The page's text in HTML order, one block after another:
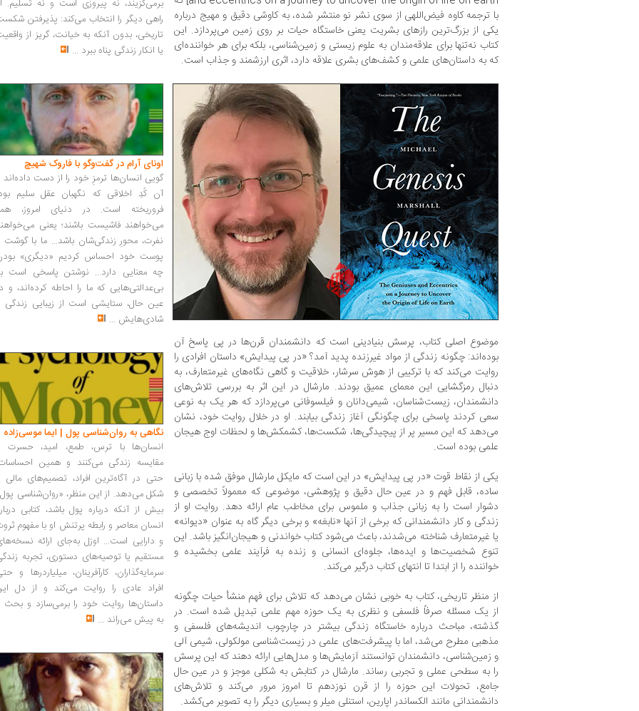
با ترجمه کاوه فیض‌اللهی از سوی نشر نو منتشر شده، به کاوشی دقیق و مهیج درباره
یکی از بزرگ‌ترین رازهای بشریت یعنی خاستگاه حیات بر روی زمین می‌پردازد. این
کتاب نه‌تنها برای علاقه‌مندان به علوم زیستی و زمین‌شناسی، بلکه برای هر خواننده‌ای
که به داستان‌های علمی و کشف‌های بشری علاقه دارد، اثری ارزشمند و جذاب است.
موضوع اصلی کتاب، پرسش بنیادینی است که دانشمندان قرن‌ها در پی پاسخ آن
بوده‌اند: چگونه زندگی از مواد غیرزنده پدید آمد؟ «در پی پیدایش» داستان افرادی را
روایت می‌کند که با ترکیبی از هوش سرشار، خلاقیت و گاهی نگاه‌های غیرمتعارف، به
دنبال رمزگشایی این معمای عمیق بودند. مارشال در این اثر به بررسی تلاش‌های
دانشمندان، زیست‌شناسان، شیمی‌دانان و فیلسوفانی می‌پردازد که هر یک به نوعی
سعی کردند پاسخی برای چگونگی آغاز زندگی بیابند. او در خلال روایت خود، نشان
می‌دهد که این مسیر پر از پیچیدگی‌ها، شکست‌ها، کشمکش‌ها و لحظات اوج هیجان
علمی بوده است.
یکی از نقاط قوت «در پی پیدایش» در این است که مایکل مارشال موفق شده با زبانی
ساده، قابل فهم و در عین حال دقیق و پژوهشی، موضوعی که معمولاً تخصصی و
دشوار است را به زبانی جذاب و ملموس برای مخاطب عام ارائه دهد. روایت او از
زندگی و کار دانشمندانی که برخی از آنها «نابغه» و برخی دیگر گاه به عنوان «دیوانه»
یا غیرمتعارف شناخته می‌شدند، باعث می‌شود کتاب خواندنی و هیجان‌انگیز باشد. این
تنوع شخصیت‌ها و ایده‌ها، جلوه‌ای انسانی و زنده به فرآیند علمی بخشیده و
خواننده را از ابتدا تا انتهای کتاب درگیر می‌کند.
از منظر تاریخی، کتاب به خوبی نشان می‌دهد که تلاش برای فهم منشأ حیات چگونه
از یک مسئله صرفاً فلسفی و نظری به یک حوزه مهم علمی تبدیل شده است. در
گذشته، مباحث درباره خاستگاه زندگی بیشتر در چارچوب اندیشه‌های فلسفی و
مذهبی مطرح می‌شد، اما با پیشرفت‌های علمی در زیست‌شناسی مولکولی، شیمی آلی
و زمین‌شناسی، دانشمندان توانستند آزمایش‌ها و مدل‌هایی ارائه دهند که این پرسش
را به سطحی عملی و تجربی رساند. مارشال در کتابش به شکلی موجز و در عین حال
جامع، تحولات این حوزه را از قرن نوزدهم تا امروز مرور می‌کند و تلاش‌های
دانشمندانی مانند الکساندر اپارین، استنلی میلر و بسیاری دیگر را به تصویر می‌کشد.
برمی‌گزیند، نه پیروزی است و نه تسلیم.
راهی دیگر را انتخاب می‌کند: پذیرفتن
تاریخی، بدون آنکه به خیانت، گریز از
یا انکار زندگی پناه ببرد ...
اونای آرام در گفت‌وگو با فاروک شهیچ‭
گویی انسان‌ها ترمزِ خود را از دست داده‌اند
آن کُدِ اخلاقی که نگهبان عقل سلیم
فروریخته است. در دنیای امروز،
می‌خواهند فاشیست باشند؛ یعنی
نفرت، محورِ زندگی‌شان باشد... ما با گوشت
پوست خود احساس کردیم «دیگری»
چه معنایی دارد... نوشتن پاسخی است
بی‌عدالتی‌هایی که ما را احاطه کرده‌اند، و
عین حال، ستایشی است از زیبایی زندگی
شادی‌هایش ...
نگاهی به روان‌شناسی پول | ایما موسی‌زاده
انسان‌ها با ترس، طمع، امید، حسرت
مقایسه زندگی می‌کنند و همین
حتی در آگاه‌ترین افراد، تصمیم‌های مالی
شکل می‌دهد. از این منظر، «روان‌شناسی
بیش از آنکه درباره پول باشد، کتابی
انسان معاصر و رابطه پرتنش او با مفهوم
و دارایی است... اوزل به‌جای ارائه
مستقیم یا توصیه‌های دستوری، تجربه
سرمایه‌گذاران، کارآفرینان، میلیاردرها و
افراد عادی را روایت می‌کند و از دل
داستان‌ها روایت خود را برمی‌سازد و بحث
به پیش می‌راند ...